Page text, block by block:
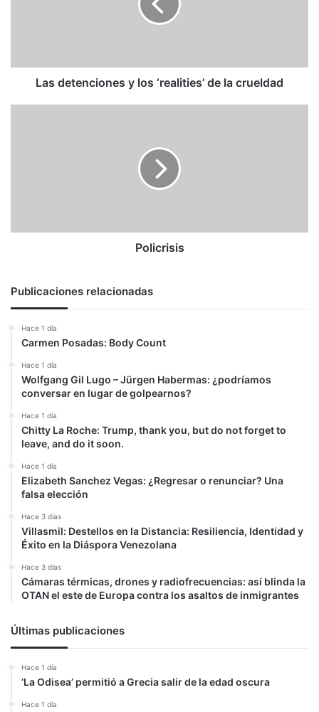
Las detenciones y los ‘realities’ de la crueldad
Policrisis
Publicaciones relacionadas
Hace 1 día
Carmen Posadas: Body Count
Hace 1 día
Wolfgang Gil Lugo – Jürgen Habermas: ¿podríamos
conversar en lugar de golpearnos?
Hace 1 día
Chitty La Roche: Trump, thank you, but do not forget to
leave, and do it soon.
Hace 1 día
Elizabeth Sanchez Vegas: ¿Regresar o renunciar? Una
falsa elección
Hace 3 días
Villasmil: Destellos en la Distancia: Resiliencia, Identidad y
Éxito en la Diáspora Venezolana
Hace 3 días
Cámaras térmicas, drones y radiofrecuencias: así blinda la
OTAN el este de Europa contra los asaltos de inmigrantes
Últimas publicaciones
Hace 1 día
‘La Odisea’ permitió a Grecia salir de la edad oscura
Hace 1 día